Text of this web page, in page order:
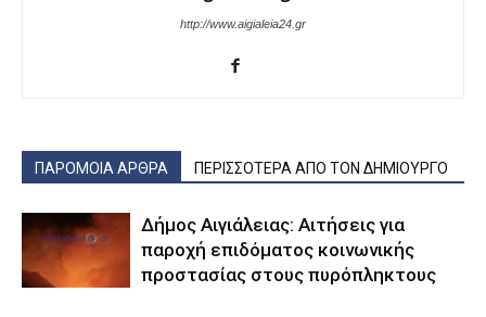
http://www.aigialeia24.gr
ΠΑΡΟΜΟΙΑ ΑΡΘΡΑ ΠΕΡΙΣΣΟΤΕΡΑ ΑΠΟ ΤΟΝ ΔΗΜΙΟΥΡΓΟ
Δήμος Αιγιάλειας: Αιτήσεις για
παροχή επιδόματος κοινωνικής
προστασίας στους πυρόπληκτους